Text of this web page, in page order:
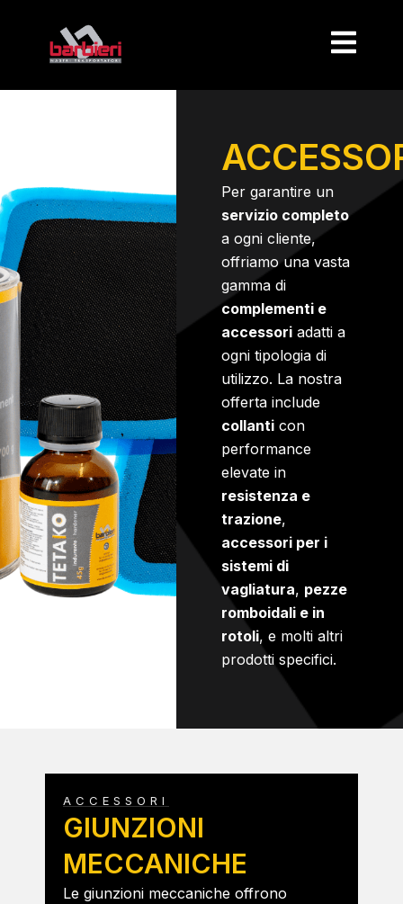
Per garantire un
servizio completo
a ogni cliente,
offriamo una vasta
gamma di
complementi e
accessoriadatti a
ogni tipologia di
utilizzo. La nostra
offerta include
collanticon
performance
elevate in
resistenza e
trazione,
accessori per i
sistemi di
vagliatura, pezze
romboidali e in
rotoli, e molti altri
prodotti specifici.
ACCESSORI
GIUNZIONI
MECCANICHE
Le giunzioni meccaniche offrono